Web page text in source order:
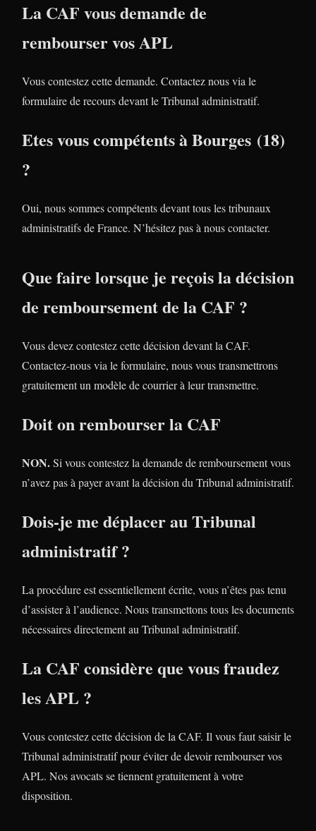
La CAF vous demande de
rembourser vos APL
Vous contestez cette demande. Contactez nous via le
formulaire de recours devant le Tribunal administratif.
Etes vous compétents à Bourges (18)
?
Oui, nous sommes compétents devant tous les tribunaux
administratifs de France. N’hésitez pas à nous contacter.
Que faire lorsque je reçois la décision
de remboursement de la CAF ?
Vous devez contestez cette décision devant la CAF.
Contactez-nous via le formulaire, nous vous transmettrons
gratuitement un modèle de courrier à leur transmettre.
Doit on rembourser la CAF
NON.Si vous contestez la demande de remboursement vous
n’avez pas à payer avant la décision du Tribunal administratif.
Dois-je me déplacer au Tribunal
administratif ?
La procédure est essentiellement écrite, vous n’êtes pas tenu
d’assister à l’audience. Nous transmettons tous les documents
nécessaires directement au Tribunal administratif.
La CAF considère que vous fraudez
les APL ?
Vous contestez cette décision de la CAF. Il vous faut saisir le
Tribunal administratif pour éviter de devoir rembourser vos
APL. Nos avocats se tiennent gratuitement à votre
disposition.